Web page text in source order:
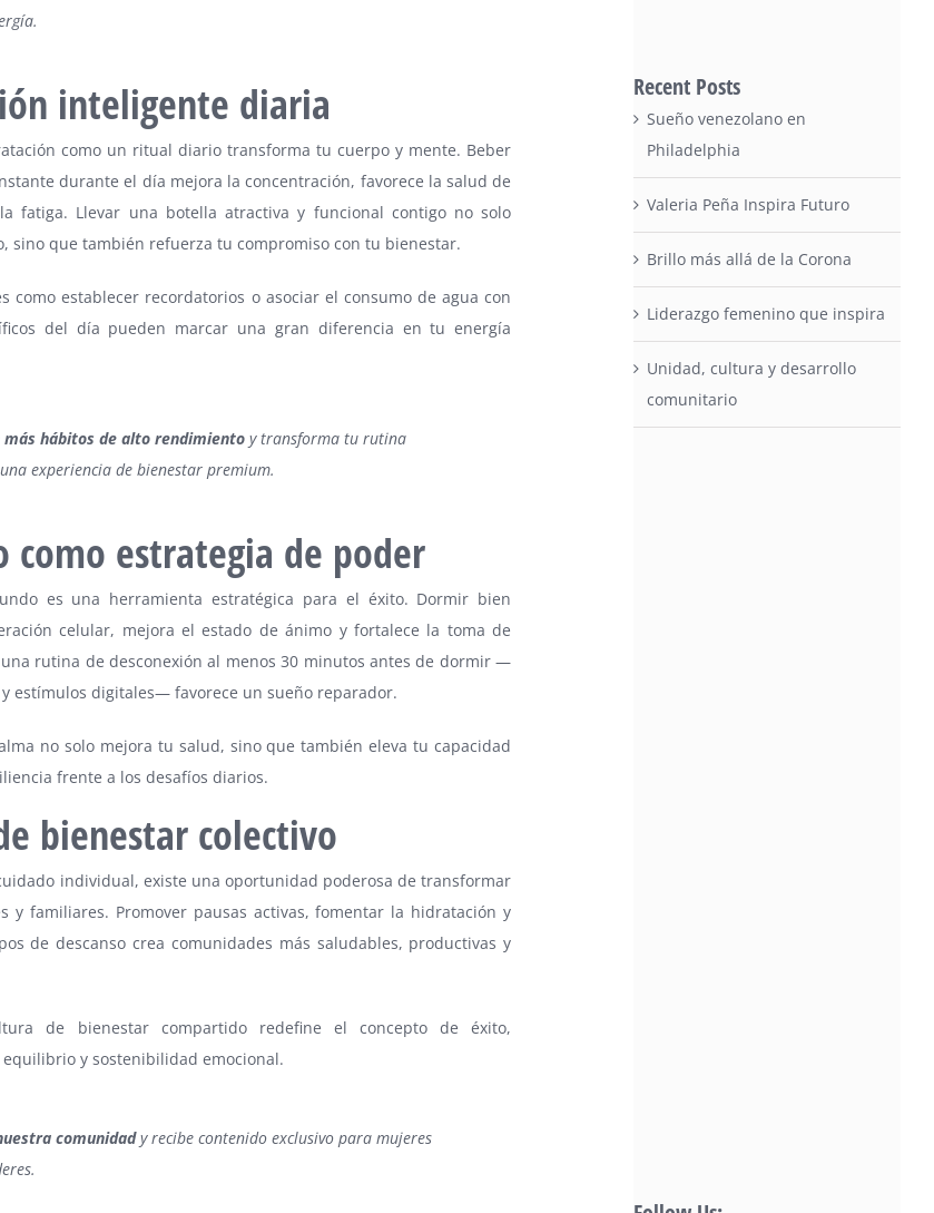
inteligente diaria
como un ritual diario transforma tu cuerpo y mente. Beber
durante el día mejora la concentración, favorece la salud de
fatiga. Llevar una botella atractiva y funcional contigo no solo
sino que también refuerza tu compromiso con tu bienestar.
como establecer recordatorios o asociar el consumo de agua con
del día pueden marcar una gran diferencia en tu energía
más hábitos de alto rendimiento y transforma tu rutina
experiencia de bienestar premium.
como estrategia de poder
es una herramienta estratégica para el éxito. Dormir bien
celular, mejora el estado de ánimo y fortalece la toma de
rutina de desconexión al menos 30 minutos antes de dormir —
estímulos digitales— favorece un sueño reparador.
no solo mejora tu salud, sino que también eleva tu capacidad
frente a los desafíos diarios.
bienestar colectivo
individual, existe una oportunidad poderosa de transformar
y familiares. Promover pausas activas, fomentar la hidratación y
de descanso crea comunidades más saludables, productivas y
de bienestar compartido redefine el concepto de éxito,
y sostenibilidad emocional.
comunidady recibe contenido exclusivo para mujeres
Recent Posts
Sueño venezolano en
Philadelphia
Valeria Peña Inspira Futuro
Brillo más allá de la Corona
Liderazgo femenino que inspira
Unidad, cultura y desarrollo
comunitario